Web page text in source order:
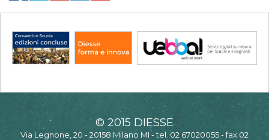
© 2015 DIESSE
Via Legnone, 20 - 20158 Milano MI - tel. 02 67020055 - fax 02